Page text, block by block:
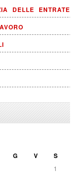
DELLE ENTRATE
G V S
1